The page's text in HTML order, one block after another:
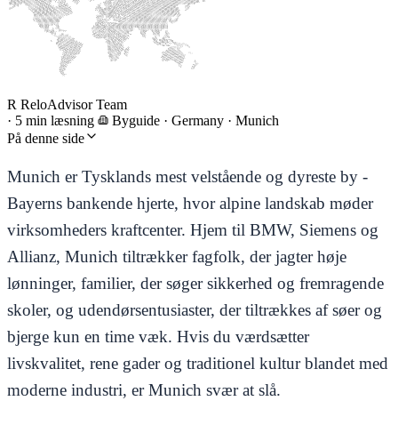
R ReloAdvisor Team
· 5 min læsning Byguide · Germany · Munich
På denne side
Munich er Tysklands mest velstående og dyreste by -
Bayerns bankende hjerte, hvor alpine landskab møder
virksomheders kraftcenter. Hjem til BMW, Siemens og
Allianz, Munich tiltrækker fagfolk, der jagter høje
lønninger, familier, der søger sikkerhed og fremragende
skoler, og udendørsentusiaster, der tiltrækkes af søer og
bjerge kun en time væk. Hvis du værdsætter
livskvalitet, rene gader og traditionel kultur blandet med
moderne industri, er Munich svær at slå.